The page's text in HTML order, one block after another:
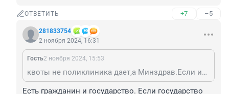
ОТВЕТИТЬ +7 –5
281833754
2 ноября 2024, 16:31
Гость2 ноября 2024, 15:53
квоты не поликлиника дает,а Минздрав.Если их нет,где они их возьмут
Есть гражданин и государство. Если государство